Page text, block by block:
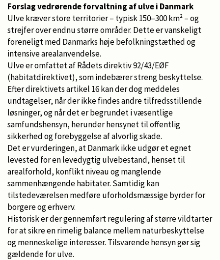
Forslag vedrørende forvaltning af ulve i Danmark
Ulve kræver store territorier – typisk 150–300 km² – og
strejfer over endnu større områder. Dette er vanskeligt
foreneligt med Danmarks høje befolkningstæthed og
intensive arealanvendelse.
Ulve er omfattet af Rådets direktiv 92/43/EØF
(habitatdirektivet), som indebærer streng beskyttelse.
Efter direktivets artikel 16 kan der dog meddeles
undtagelser, når der ikke findes andre tilfredsstillende
løsninger, og når det er begrundet i væsentlige
samfundshensyn, herunder hensynet til offentlig
sikkerhed og forebyggelse af alvorlig skade.
Det er vurderingen, at Danmark ikke udgør et egnet
levested for en levedygtig ulvebestand, henset til
arealforhold, konflikt niveau og manglende
sammenhængende habitater. Samtidig kan
tilstedeværelsen medføre uforholdsmæssige byrder for
borgere og erhverv.
Historisk er der gennemført regulering af større vildtarter
for at sikre en rimelig balance mellem naturbeskyttelse
og menneskelige interesser. Tilsvarende hensyn gør sig
gældende for ulve.